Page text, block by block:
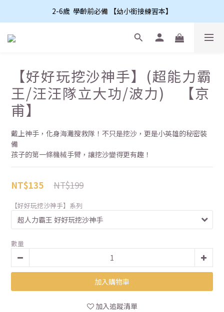
2-6歲  學齡前必備 【幼小銜接練習本】
【好好玩挖沙神手】(超能力霸
王/汪汪隊立大功/波力) 【京
甫】
戴上神手，化身海灘搜救隊！不只是挖沙，更是小英雄的秘密裝
備
孩子的第一條機械手臂，讓挖沙變得更有趣！
NT$199
NT$135
【好好玩挖沙神手】系列
數量
加入購物車
加入追蹤清單